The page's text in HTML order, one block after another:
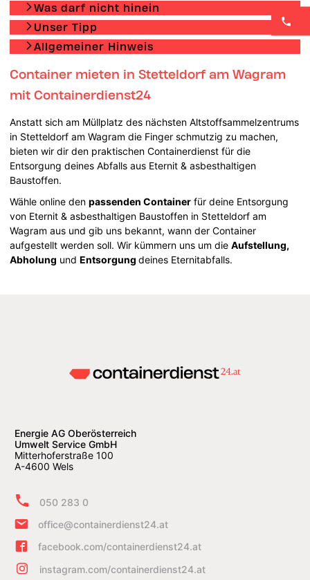
Was darf nicht hinein
Unser Tipp
Allgemeiner Hinweis
Container mieten in Stetteldorf am Wagram
mit Containerdienst24
Anstatt sich am Müllplatz des nächsten Altstoffsammelzentrums
in Stetteldorf am Wagram die Finger schmutzig zu machen,
bieten wir dir den praktischen Containerdienst für die
Entsorgung deines Abfalls aus Eternit & asbesthaltigen
Baustoffen.
Wähle online denpassenden Container für deine Entsorgung
von Eternit & asbesthaltigen Baustoffen in Stetteldorf am
Wagram aus und gib uns bekannt, wann der Container
aufgestellt werden soll. Wir kümmern uns um dieAufstellung,
Abholung undEntsorgungdeines Eternitabfalls.
Energie AG Oberösterreich
Umwelt Service GmbH
Mitterhoferstraße 100
A-4600 Wels
050 283 0
office@containerdienst24.at
facebook.com/containerdienst24.at
instagram.com/containerdienst24.at